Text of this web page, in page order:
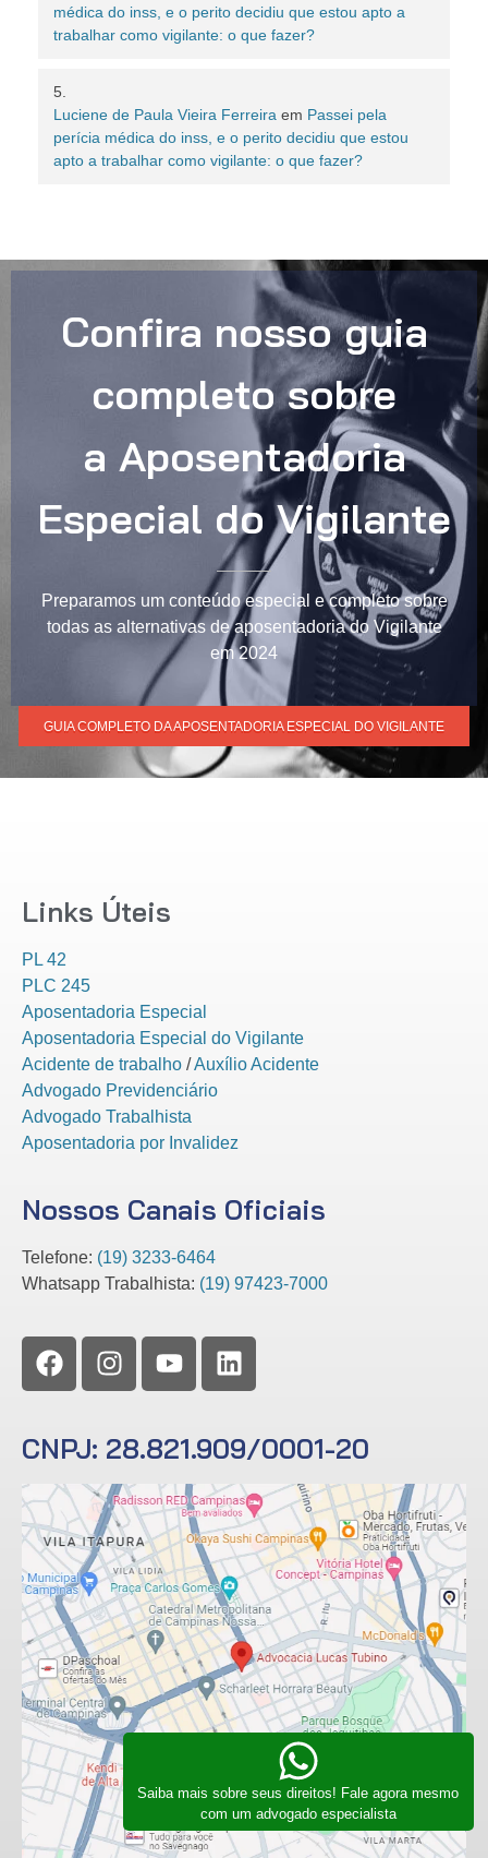
médica do inss, e o perito decidiu que estou apto a
trabalhar como vigilante: o que fazer?
Luciene de Paula Vieira Ferreira em Passei pela
perícia médica do inss, e o perito decidiu que estou
apto a trabalhar como vigilante: o que fazer?
Confira nosso guia
completo sobre
a Aposentadoria
Especial do Vigilante
Preparamos um conteúdo especial e completo sobre
todas as alternativas de aposentadoria do Vigilante
em 2024
GUIA COMPLETO DA APOSENTADORIA ESPECIAL DO VIGILANTE
Links Úteis
PL 42
PLC 245
Aposentadoria Especial
Aposentadoria Especial do Vigilante
Acidente de trabalho /Auxílio Acidente
Advogado Previdenciário
Advogado Trabalhista
Aposentadoria por Invalidez
Nossos Canais Oficiais
Telefone: (19) 3233-6464
Whatsapp Trabalhista: (19) 97423-7000
Saiba mais sobre seus direitos! Fale agora mesmo
com um advogado especialista
CNPJ: 28.821.909/0001-20